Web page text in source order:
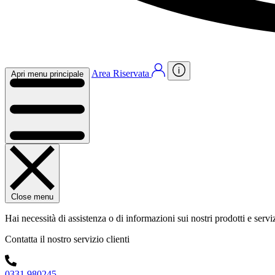
Apri menu principale Area Riservata
Close menu
Hai necessità di assistenza o di informazioni sui nostri prodotti e
Contatta il nostro servizio clienti